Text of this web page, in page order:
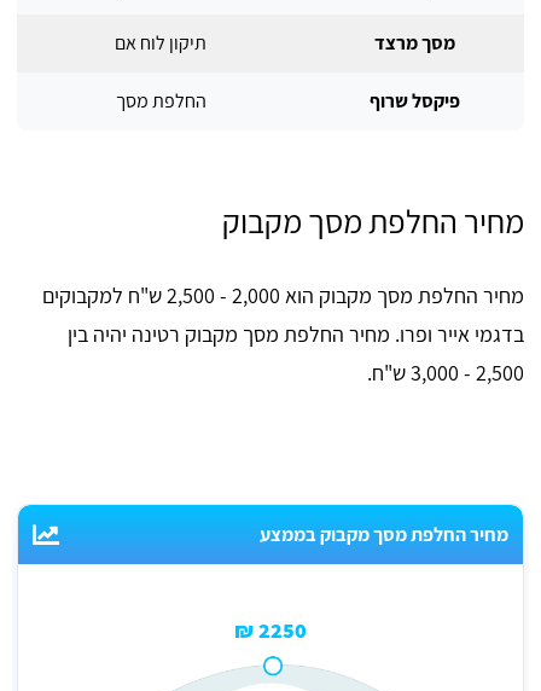
מסך מרצד תיקון לוח אם
פיקסל שרוף החלפת מסך
מחיר החלפת מסך מקבוק
מחיר החלפת מסך מקבוק הוא 2,000 - 2,500 ש"ח למקבוקים
בדגמי אייר ופרו. מחיר החלפת מסך מקבוק רטינה יהיה בין
2,500 - 3,000 ש"ח.
מחיר החלפת מסך מקבוק בממצע
2250 ₪